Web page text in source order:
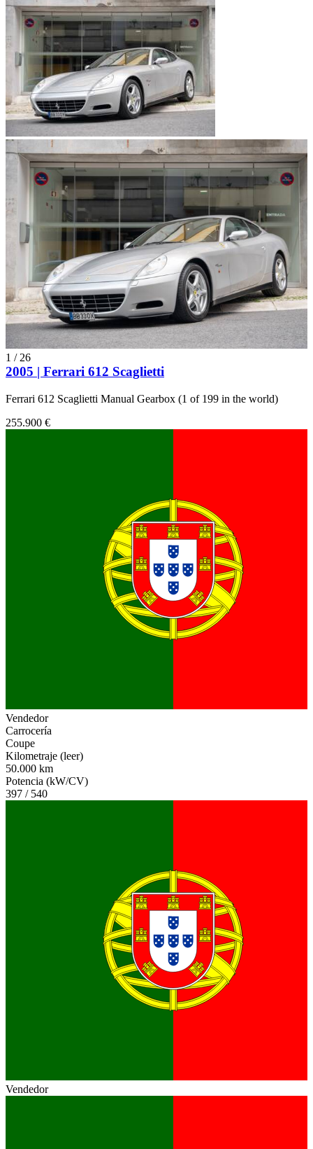
1 / 26
2005 | Ferrari 612 Scaglietti
Ferrari 612 Scaglietti Manual Gearbox (1 of 199 in the world)
255.900 €
Vendedor
Carrocería
Coupe
Kilometraje (leer)
50.000 km
Potencia (kW/CV)
397 / 540
Vendedor